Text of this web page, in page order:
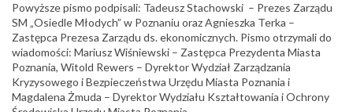
Powyższe pismo podpisali: Tadeusz Stachowski – Prezes Zarządu
SM „Osiedle Młodych” w Poznaniu oraz Agnieszka Terka –
Zastępca Prezesa Zarządu ds. ekonomicznych. Pismo otrzymali do
wiadomości: Mariusz Wiśniewski – Zastępca Prezydenta Miasta
Poznania, Witold Rewers – Dyrektor Wydział Zarządzania
Kryzysowego i Bezpieczeństwa Urzędu Miasta Poznania i
Magdalena Żmuda – Dyrektor Wydziału Kształtowania i Ochrony